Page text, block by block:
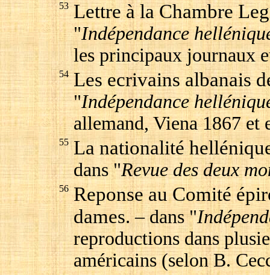
53 Lettre à la Chambre
"Indépendance
les principaux journaux
54 Les ecrivains albanais
"Indépendance
allemand, Viena 1867
55 La nationalité
dans "Revue des deux
56 Reponse au Comité
dames.– dans "
reproductions dans
américains (selon B.